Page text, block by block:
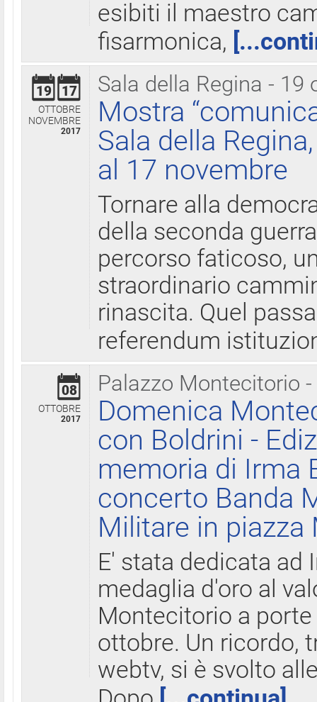
esibiti il maestro
fisarmonica,
Sala della Regina - 19
19 17
OTTOBRE
NOVEMBRE
2017
Mostra
Sala della
al 17 novembre
Tornare alla
della seconda
percorso faticoso,
straordinario
rinascita. Quel
referendum
Palazzo Montecitorio
08
OTTOBRE
2017
Domenica
con Boldrini -
memoria di Irma
concerto Banda
Militare in
E' stata dedicata ad
medaglia d'oro al
Montecitorio a
ottobre. Un ricordo,
webtv, si è svolto